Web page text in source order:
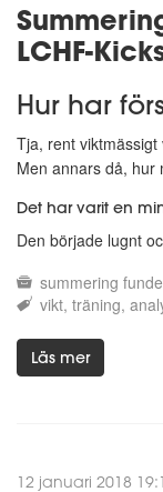
LCHF-
Hur har
Tja, rent
Men annars då, hur
Det har varit en
Den började lugnt
summering
vikt träning
Läs mer
12 januari 2018